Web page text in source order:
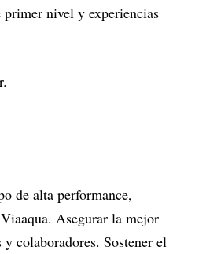
nivel y experiencias
de alta performance,
Asegurar la mejor
colaboradores. Sostener el